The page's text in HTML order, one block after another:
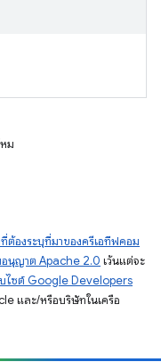
ม
ต้องระบุที่มาของครีเอทีฟคอม
อนุญาต Apache 2.0 เว้นแต่จะ
บไซต์ Google Developers
และ/หรือบริษัทในเครือ